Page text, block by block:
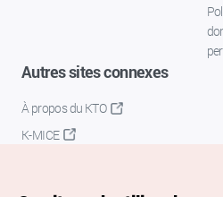
Autres sites connexes
À propos du KTO
K-MICE